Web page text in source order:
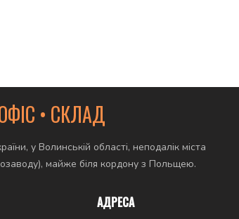
• СКЛАД
у Волинській області, неподалік міста
майже біля кордону з Польщею.
АДРЕСА